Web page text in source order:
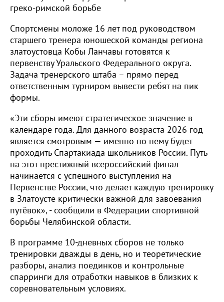
греко-римской борьбе
Спортсмены моложе 16 лет под руководством
старшего тренера юношеской команды региона
златоустовца Кобы Ланчавы готовятся к
первенству Уральского Федерального округа.
Задача тренерского штаба – прямо перед
ответственным турниром вывести ребят на пик
формы.
«Эти сборы имеют стратегическое значение в
календаре года. Для данного возраста 2026 год
является смотровым — именно по нему будет
проходить Спартакиада школьников России. Путь
на этот престижный всероссийский финал
начинается с успешного выступления на
Первенстве России, что делает каждую тренировку
в Златоусте критически важной для завоевания
путёвок», - сообщили в Федерации спортивной
борьбы Челябинской области.
В программе 10-дневных сборов не только
тренировки дважды в день, но и теоретические
разборы, анализ поединков и контрольные
спарринги для отработки навыков в близких к
соревновательным условиях.